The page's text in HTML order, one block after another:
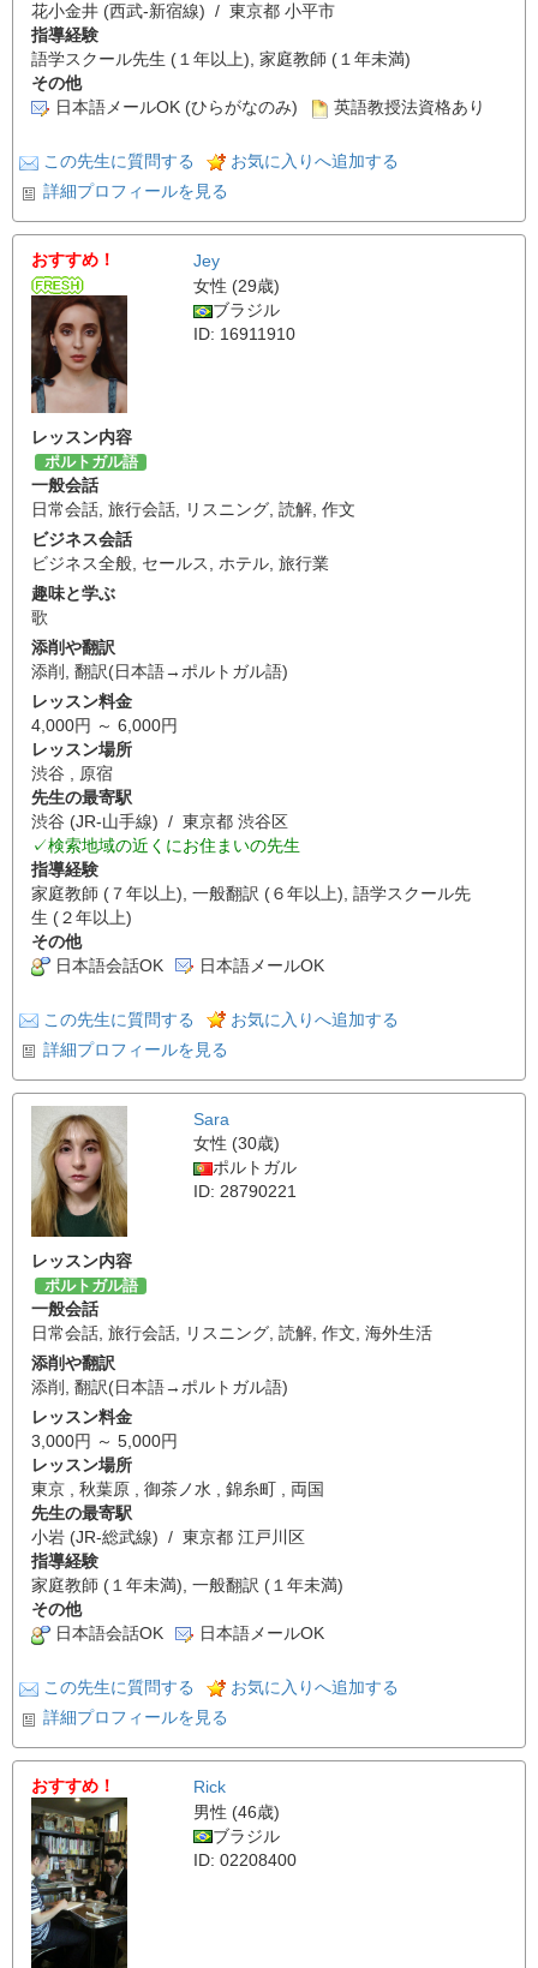
花小金井 (西武-新宿線) / 東京都 小平市
指導経験
語学スクール先生 (１年以上), 家庭教師 (１年未満)
その他
日本語メールOK (ひらがなのみ)
英語教授法資格あり
この先生に質問する
お気に入りへ追加する
詳細プロフィールを見る
おすすめ！
Jey
女性 (29歳)
ブラジル
ID: 16911910
レッスン内容
ポルトガル語
一般会話
日常会話 旅行会話 リスニング 読解 作文
ビジネス会話
ビジネス全般 セールス ホテル 旅行業
趣味と学ぶ
歌
添削や翻訳
添削
翻訳(日本語→ポルトガル語)
レッスン料金
4,000円 ～ 6,000円
レッスン場所
渋谷 , 原宿
先生の最寄駅
渋谷 (JR-山手線) / 東京都 渋谷区
✓検索地域の近くにお住まいの先生
指導経験
家庭教師 (７年以上), 一般翻訳 (６年以上), 語学スクール先
生 (２年以上)
その他
日本語会話OK
日本語メールOK
この先生に質問する
お気に入りへ追加する
詳細プロフィールを見る
Sara
女性 (30歳)
ポルトガル
ID: 28790221
レッスン内容
ポルトガル語
一般会話
日常会話, 旅行会話, リスニング, 読解, 作文, 海外生活
添削や翻訳
添削 , 翻訳(日本語→ポルトガル語)
レッスン料金
3,000円 ～ 5,000円
レッスン場所
東京 , 秋葉原 , 御茶ノ水 , 錦糸町 , 両国
先生の最寄駅
小岩 (JR-総武線) / 東京都 江戸川区
指導経験
家庭教師 (１年未満), 一般翻訳 (１年未満)
その他
日本語会話OK
日本語メールOK
この先生に質問する
お気に入りへ追加する
詳細プロフィールを見る
おすすめ！
Rick
男性 (46歳)
ブラジル
ID: 02208400